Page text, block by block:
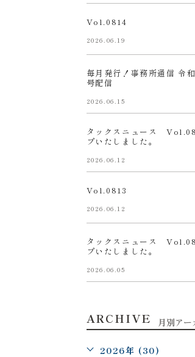
Vol.0814
2026.06.19
毎月発行！事務所通信 令
号配信
2026.06.15
タックスニュース
プいたしました。
2026.06.12
Vol.0813
2026.06.12
タックスニュース
プいたしました。
2026.06.05
ARCHIVE 月別アー
2026年 (30)